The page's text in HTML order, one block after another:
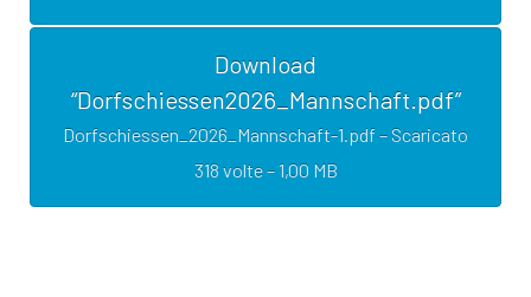
Download
“Dorfschiessen2026_Mannschaft.pdf”
Dorfschiessen_2026_Mannschaft-1.pdf – Scaricato
318 volte – 1,00 MB